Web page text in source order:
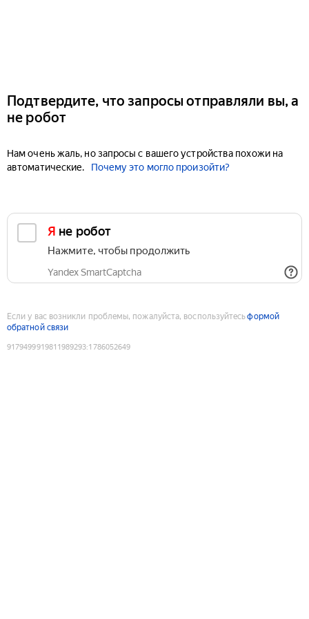
Подтвердите, что запросы отправляли вы, а
не робот
Нам очень жаль, но запросы с вашего устройства похожи на
автоматические.
Почему это могло произойти?
Я не робот
Нажмите, чтобы продолжить
Yandex SmartCaptcha
Если у вас возникли проблемы, пожалуйста, воспользуйтесьформой
обратной связи
9179499919811989293:1786052649